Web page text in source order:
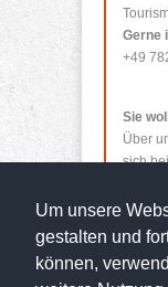
Um unsere
gestalten und
können,
Gerne
+49
Sie
Über
sich